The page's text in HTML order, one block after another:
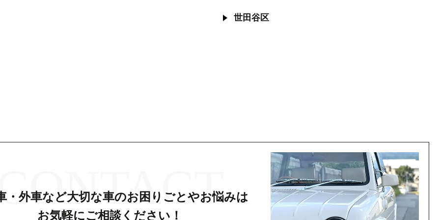
世田谷区
・外車など大切な車のお困りごとやお悩みは
お気軽にご相談ください！